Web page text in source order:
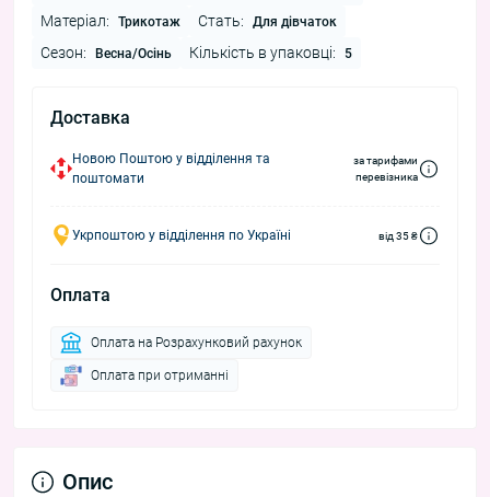
Матеріал: Трикотаж Стать: Для дівчаток
Сезон: Весна/Осінь Кількість в упаковці: 5
Доставка
Новою Поштою у відділення та
поштомати
за тарифами
перевізника
Укрпоштою у відділення по Україні від 35 ₴
Оплата
Оплата на Розрахунковий рахунок
Оплата при отриманні
Опис